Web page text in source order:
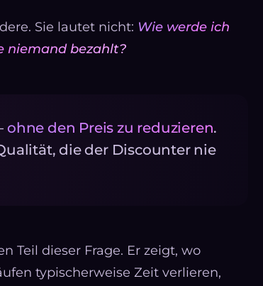
Sie lautet nicht: Wie werde ich
niemand bezahlt?
ohne den Preis zu reduzieren.
die der Discounter nie
Teil dieser Frage. Er zeigt, wo
typischerweise Zeit verlieren,